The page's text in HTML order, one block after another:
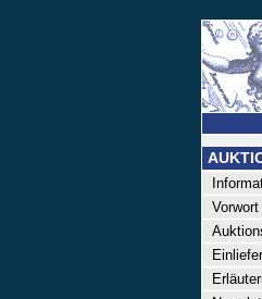
Vorwort